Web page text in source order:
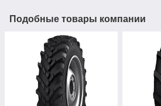
Подобные товары компании